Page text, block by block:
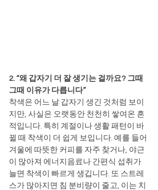
2. “왜 갑자기 더 잘 생기는 걸까요? 그때
그때 이유가 다릅니다”
착색은 어느 날 갑자기 생긴 것처럼 보이
지만, 사실은 오랫동안 천천히 쌓여온 흔
적입니다. 특히 계절이나 생활 패턴이 바
뀔 때 착색이 더 쉽게 보입니다. 예를 들어
겨울에 따뜻한 커피를 자주 찾거나, 야근
이 많아져 에너지음료나 간편식 섭취가
늘면 착색이 빠르게 생깁니다. 또 스트레
스가 많아지면 침 분비량이 줄고, 이는 치